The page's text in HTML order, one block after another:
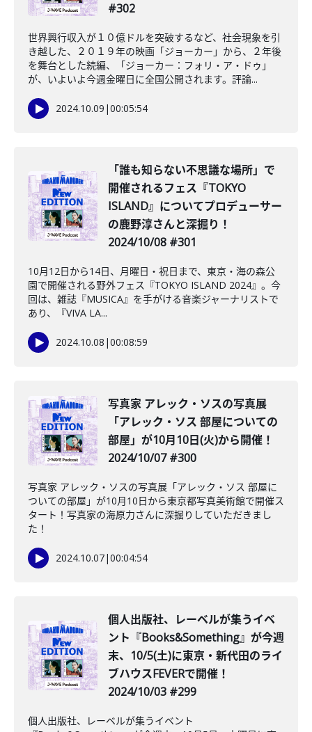
#302
世界興行収入が１０億ドルを突破するなど、社会現象を引
き越した、２０１９年の映画「ジョーカー」から、２年後
を舞台とした続編、「ジョーカー：フォリ・ア・ドゥ」
が、いよいよ今週金曜日に全国公開されます。評論...
2024.10.09 |00:05:54
「誰も知らない不思議な場所」で
開催されるフェス『TOKYO
ISLAND』についてプロデューサー
の鹿野淳さんと深掘り！
2024/10/08 #301
10月12日から14日、月曜日・祝日まで、東京・海の森公
園で開催される野外フェス『TOKYO ISLAND 2024』。今
回は、雑誌『MUSICA』を手がける音楽ジャーナリストで
あり、『VIVA LA...
2024.10.08 |00:08:59
写真家 アレック・ソスの写真展
「アレック・ソス 部屋についての
部屋」が10月10日(火)から開催！
2024/10/07 #300
写真家 アレック・ソスの写真展「アレック・ソス 部屋に
ついての部屋」が10月10日から東京都写真美術館で開催ス
タート！写真家の海原力さんに深掘りしていただきまし
た！
2024.10.07|00:04:54
個人出版社、レーベルが集うイベ
ント『Books&Something』が今週
末、10/5(土)に東京・新代田のライ
ブハウスFEVERで開催！
2024/10/03 #299
個人出版社、レーベルが集うイベント